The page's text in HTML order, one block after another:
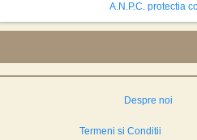
A.N.P.C. protectia
Despre noi
Termeni si Conditii